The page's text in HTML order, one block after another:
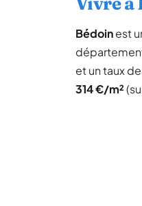
Bédoinest
et un taux
314 €/m²